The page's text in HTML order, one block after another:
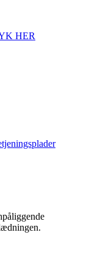
HER